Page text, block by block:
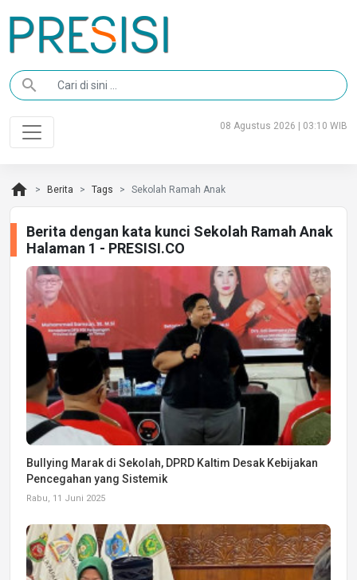
search
08 Agustus 2026 | 03:10 WIB
home Berita Tags Sekolah Ramah Anak
Berita dengan kata kunci Sekolah Ramah Anak
Halaman 1 - PRESISI.CO
Bullying Marak di Sekolah, DPRD Kaltim Desak Kebijakan
Pencegahan yang Sistemik
Rabu, 11 Juni 2025